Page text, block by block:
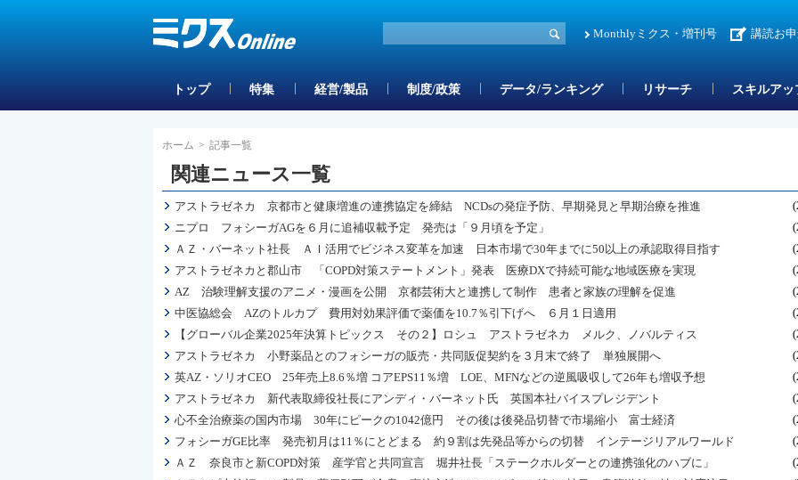
Monthlyミクス・増刊号 講読お
トップ 特集 経営/製品 制度/政策 データ/ランキング リサーチ スキルア
ホーム > 記事一覧
関連ニュース一覧
アストラゼネカ 京都市と健康増進の連携協定を締結 NCDsの発症予防、早期発見と早期治療を推進
ニプロ フォシーガAGを６月に追補収載予定 発売は「９月頃を予定」
ＡＺ・バーネット社長 ＡＩ活用でビジネス変革を加速 日本市場で30年までに50以上の承認取得目指す
アストラゼネカと郡山市 「COPD対策ステートメント」発表 医療DXで持続可能な地域医療を実現
AZ 治験理解支援のアニメ・漫画を公開 京都芸術大と連携して制作 患者と家族の理解を促進
中医協総会 AZのトルカプ 費用対効果評価で薬価を10.7％引下げへ ６月１日適用
【グローバル企業2025年決算トピックス その２】ロシュ アストラゼネカ メルク、ノバルティス
アストラゼネカ 小野薬品とのフォシーガの販売・共同販促契約を３月末で終了 単独展開へ
英AZ・ソリオCEO 25年売上8.6％増 コアEPS11％増 LOE、MFNなどの逆風吸収して26年も増収予想
アストラゼネカ 新代表取締役社長にアンディ・バーネット氏 英国本社バイスプレジデント
心不全治療薬の国内市場 30年にピークの1042億円 その後は後発品切替で市場縮小 富士経済
フォシーガGE比率 発売初月は11％にとどまる 約９割は先発品等からの切替 インテージリアルワールド
ＡＺ 奈良市と新COPD対策 産学官と共同宣言 堀井社長「ステークホルダーとの連携強化のハブに」